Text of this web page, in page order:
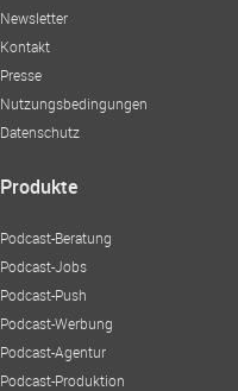
Newsletter
Kontakt
Presse
Nutzungsbedingungen
Datenschutz
Produkte
Podcast-Beratung
Podcast-Jobs
Podcast-Push
Podcast-Werbung
Podcast-Agentur
Podcast-Produktion